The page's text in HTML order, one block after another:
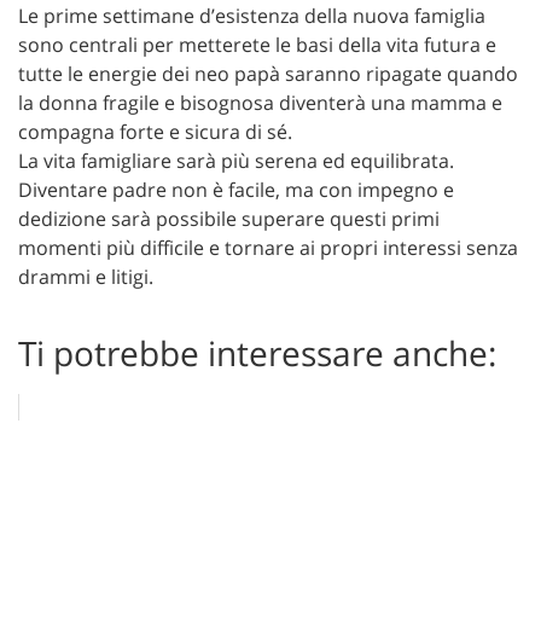
Le prime settimane d’esistenza della nuova famiglia
sono centrali per metterete le basi della vita futura e
tutte le energie dei neo papà saranno ripagate quando
la donna fragile e bisognosa diventerà una mamma e
compagna forte e sicura di sé.
La vita famigliare sarà più serena ed equilibrata.
Diventare padre non è facile, ma con impegno e
dedizione sarà possibile superare questi primi
momenti più difficile e tornare ai propri interessi senza
drammi e litigi.
Ti potrebbe interessare anche: